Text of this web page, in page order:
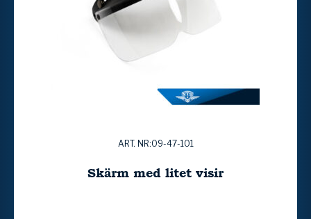
ART. NR:09-47-101
Skärm med litet visir